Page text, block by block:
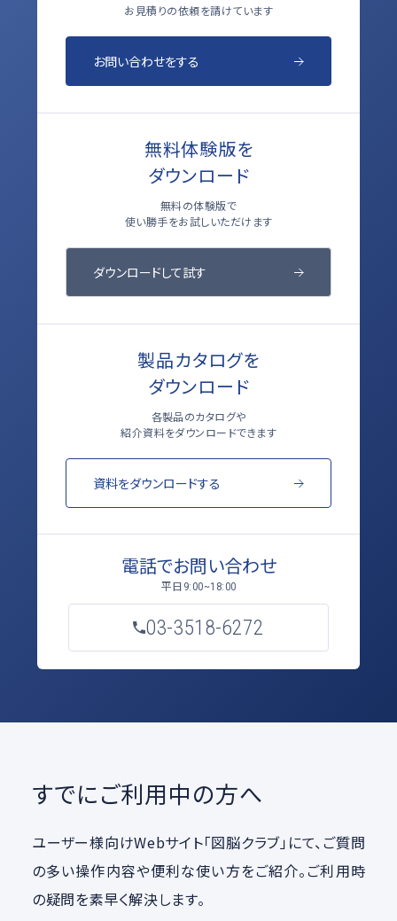
お見積りの依頼を請けています
お問い合わせをする
無料体験版を
ダウンロード
無料の体験版で
使い勝手をお試しいただけます
ダウンロードして試す
製品カタログを
ダウンロード
各製品のカタログや
紹介資料をダウンロードできます
資料をダウンロードする
電話でお問い合わせ
平日 9:00~18:00
03-3518-6272
すでにご利用中の方へ
ユーザー様向けWebサイト「図脳クラブ」にて、ご質問
の多い操作内容や便利な使い方をご紹介。ご利用時
の疑問を素早く解決します。